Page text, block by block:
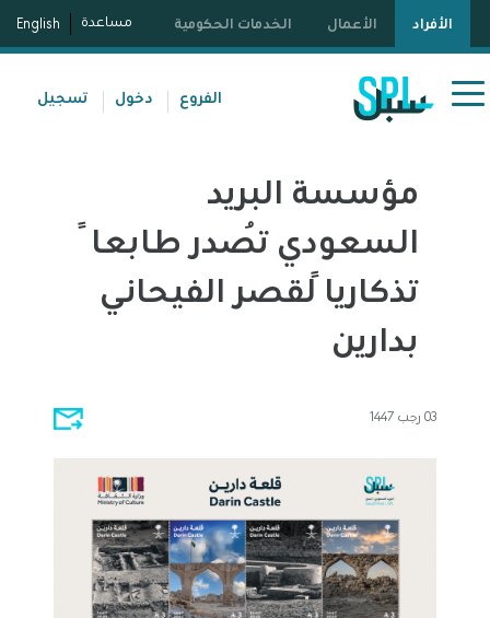
الأفراد الأعمال الخدمات الحكومية مساعدة English
الفروع دخول تسجيل
مؤسسة البريد
السعودي تُصدر طابعاً
تذكارياً لقصر الفيحاني
بدارين
03 رجب 1447